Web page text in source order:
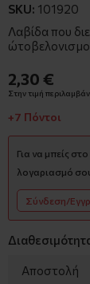
SKU: 101920
Λαβίδα που
2,30 €
Στην τιμή
+7 Πόντοι
Για να μπείς
λογαριασμό
Σύνδεση/
Αποστολή